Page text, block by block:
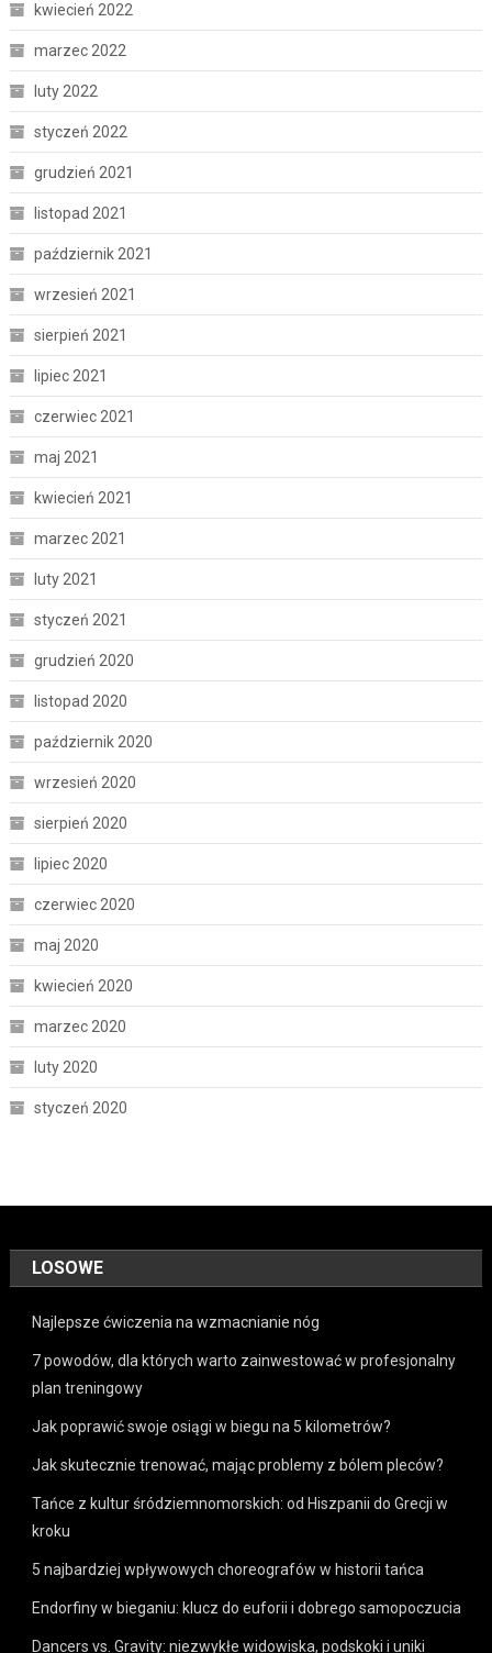
kwiecień 2022
marzec 2022
luty 2022
styczeń 2022
grudzień 2021
listopad 2021
październik 2021
wrzesień 2021
sierpień 2021
lipiec 2021
czerwiec 2021
maj 2021
kwiecień 2021
marzec 2021
luty 2021
styczeń 2021
grudzień 2020
listopad 2020
październik 2020
wrzesień 2020
sierpień 2020
lipiec 2020
czerwiec 2020
maj 2020
kwiecień 2020
marzec 2020
luty 2020
styczeń 2020
LOSOWE
Najlepsze ćwiczenia na wzmacnianie nóg
7 powodów, dla których warto zainwestować w profesjonalny
plan treningowy
Jak poprawić swoje osiągi w biegu na 5 kilometrów?
Jak skutecznie trenować, mając problemy z bólem pleców?
Tańce z kultur śródziemnomorskich: od Hiszpanii do Grecji w
kroku
5 najbardziej wpływowych choreografów w historii tańca
Endorfiny w bieganiu: klucz do euforii i dobrego samopoczucia
Dancers vs. Gravity: niezwykłe widowiska, podskoki i uniki